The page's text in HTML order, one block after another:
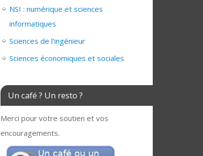
NSI : numérique et sciences
informatiques
Sciences de l'ingénieur
Sciences économiques et sociales
Un café ? Un resto ?
Merci pour votre soutien et vos
encouragements.